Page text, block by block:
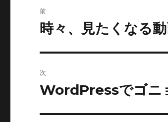
稿
ゲ
前
前
投
稿:
時々、見たくなる
次
次
投
WordPressでゴニ